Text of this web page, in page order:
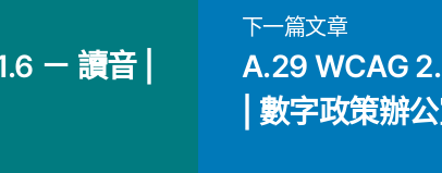
－ 讀音 |
下一篇文章
A.29 WCAG
| 數字政策辦